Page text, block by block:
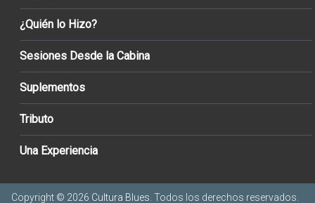
¿Quién lo Hizo?
Sesiones Desde la Cabina
Suplementos
Tributo
Una Experiencia
Copyright © 2026 Cultura Blues . Todos los derechos reservados.